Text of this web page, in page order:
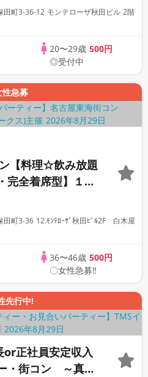
田町3-36-12 モンテローザ秋田ビル 2階
20〜29歳 500円
◎受付中
性急募
【料理☆飲み放題
完全着席型】１名
迎☆
町3-36 12.ﾓﾝﾃﾛｰｻﾞ秋田ﾋﾞﾙ2F 白木屋
36〜46歳 500円
〇女性急募‼
先行中!
or正社員安定収入
・街コン ～真剣